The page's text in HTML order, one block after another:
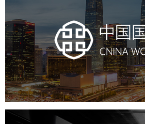
中国国贸
房地产 商业地产 地产网站建设
网站建设
电商网站